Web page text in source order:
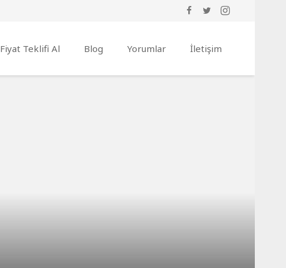
Fiyat Teklifi Al Blog Yorumlar İletişim